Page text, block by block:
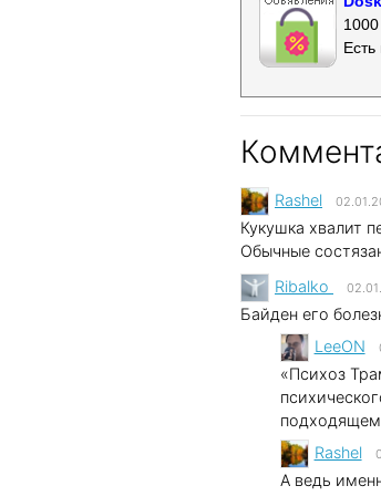
Rashel
Кукушка хвалит
Обычные
Ribalko
Байден его
LeeON
«Психоз
Rashel
А ведь